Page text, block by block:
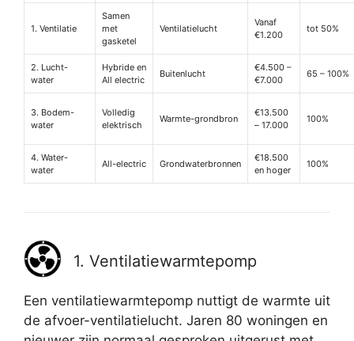
1. Ventilatie
Samen
met
gasketel
Ventilatielucht
Vanaf
€1.200
tot 50%
2. Lucht-
water
Hybride en
All electric
Buitenlucht
€4.500 –
€7.000
65 – 100%
3. Bodem-
water
Volledig
elektrisch
Warmte-grondbron
€13.500
– 17.000
100%
4. Water-
water
All-electric Grondwaterbronnen
€18.500
en hoger
100%
1. Ventilatiewarmtepomp
Een ventilatiewarmtepomp nuttigt de warmte uit
de afvoer-ventilatielucht. Jaren 80 woningen en